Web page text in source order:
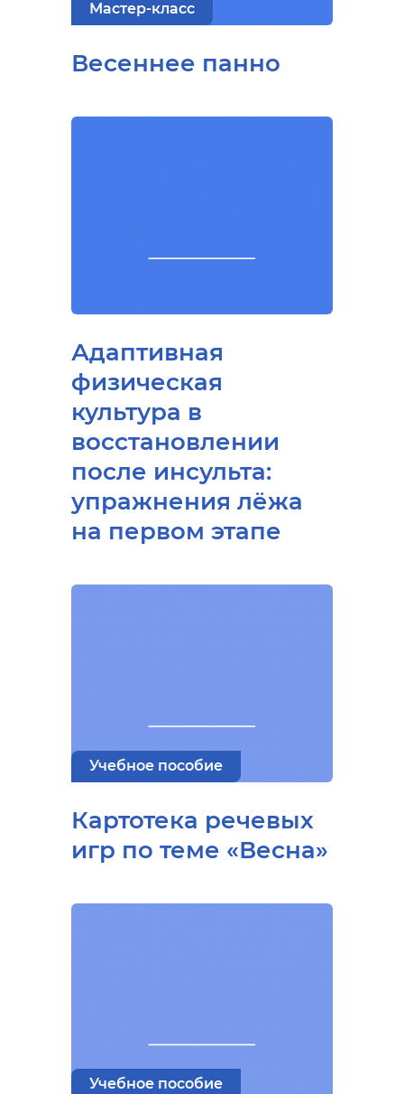
Мастер-класс
Весеннее панно
Адаптивная
физическая
культура в
восстановлении
после инсульта:
упражнения лёжа
на первом этапе
Учебное пособие
Картотека речевых
игр по теме «Весна»
Учебное пособие